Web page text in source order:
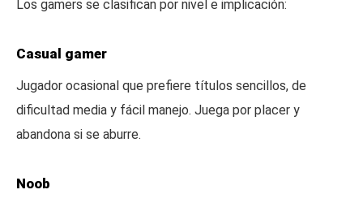
Los gamers se clasifican por nivel e implicación:
Casual gamer
Jugador ocasional que prefiere títulos sencillos, de
dificultad media y fácil manejo. Juega por placer y
abandona si se aburre.
Noob